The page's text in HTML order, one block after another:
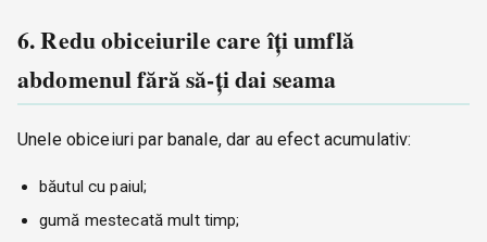
6. Redu obiceiurile care îți umflă
abdomenul fără să-ți dai seama
Unele obiceiuri par banale, dar au efect acumulativ:
băutul cu paiul;
gumă mestecată mult timp;